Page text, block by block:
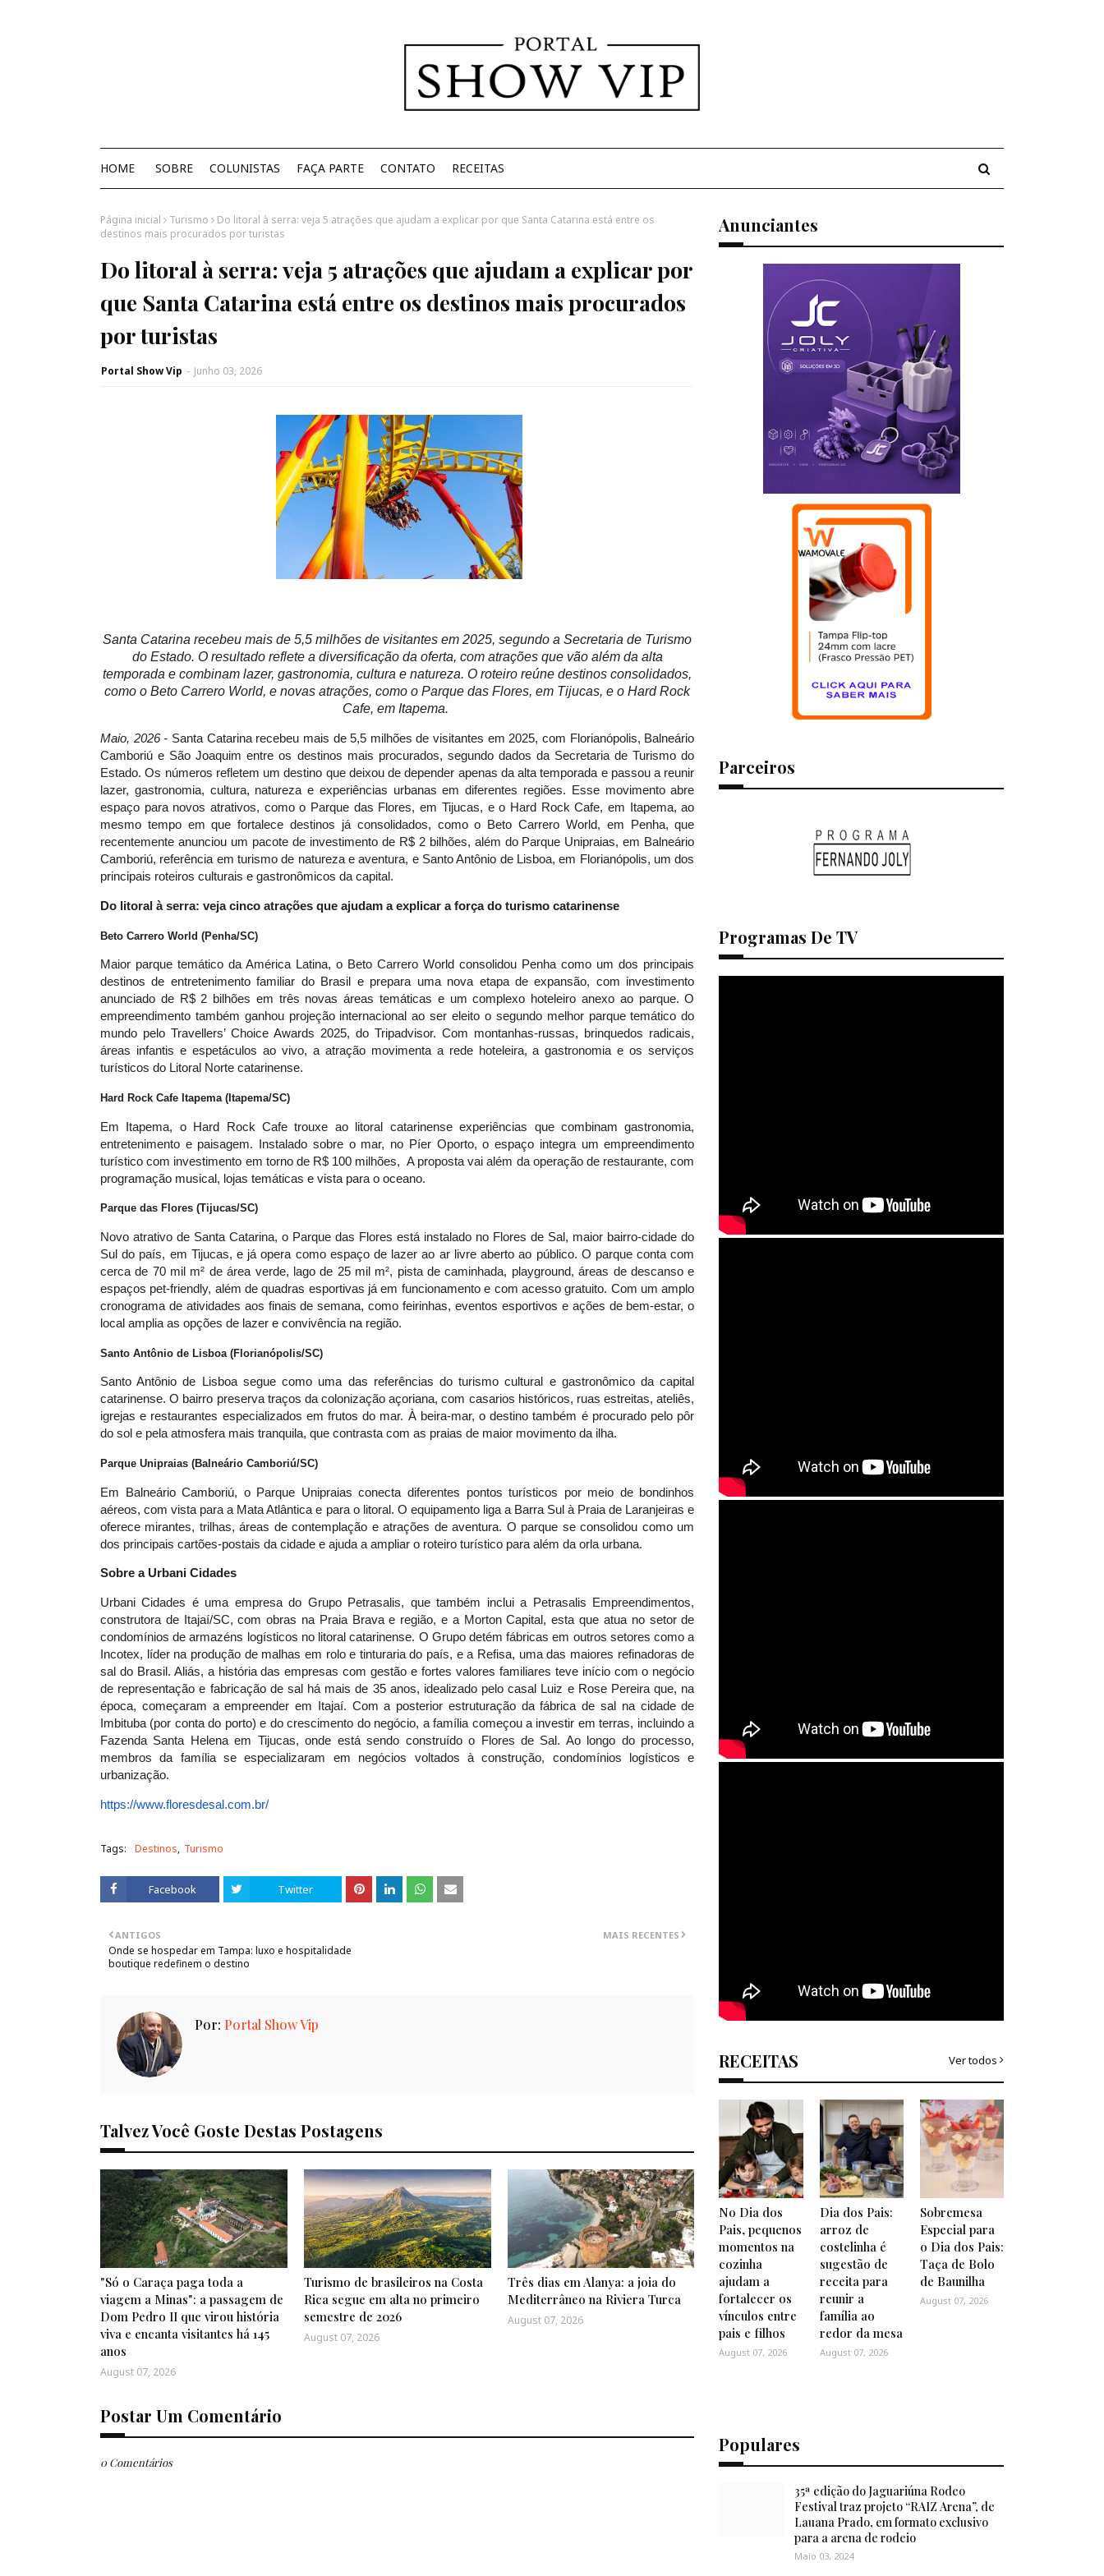
HOME SOBRE COLUNISTAS FAÇA PARTE CONTATO RECEITAS
Página inicial Turismo
Do litoral à serra: veja 5 atrações que ajudam a explicar por que Santa Catarina está entre os
destinos mais procurados por turistas
Do litoral à serra: veja 5 atrações que ajudam a explicar por
que Santa Catarina está entre os destinos mais procurados
por turistas
Portal Show Vip - Junho 03, 2026
Santa Catarina recebeu mais de 5,5 milhões de visitantes em 2025, segundo a Secretaria de Turismo
do Estado. O resultado reflete a diversificação da oferta, com atrações que vão além da alta
temporada e combinam lazer, gastronomia, cultura e natureza. O roteiro reúne destinos consolidados,
como o Beto Carrero World, e novas atrações, como o Parque das Flores, em Tijucas, e o Hard Rock
Cafe, em Itapema.
Maio, 2026 - Santa Catarina recebeu mais de 5,5 milhões de visitantes em 2025, com Florianópolis, Balneário
Camboriú e São Joaquim entre os destinos mais procurados, segundo dados da Secretaria de Turismo do
Estado. Os números refletem um destino que deixou de depender apenas da alta temporada e passou a reunir
lazer, gastronomia, cultura, natureza e experiências urbanas em diferentes regiões. Esse movimento abre
espaço para novos atrativos, como o Parque das Flores, em Tijucas, e o Hard Rock Cafe, em Itapema, ao
mesmo tempo em que fortalece destinos já consolidados, como o Beto Carrero World, em Penha, que
recentemente anunciou um pacote de investimento de R$ 2 bilhões, além do Parque Unipraias, em Balneário
Camboriú, referência em turismo de natureza e aventura, e Santo Antônio de Lisboa, em Florianópolis, um dos
principais roteiros culturais e gastronômicos da capital.
Do litoral à serra: veja cinco atrações que ajudam a explicar a força do turismo catarinense
Beto Carrero World (Penha/SC)
Maior parque temático da América Latina, o Beto Carrero World consolidou Penha como um dos principais
destinos de entretenimento familiar do Brasil e prepara uma nova etapa de expansão, com investimento
anunciado de R$ 2 bilhões em três novas áreas temáticas e um complexo hoteleiro anexo ao parque. O
empreendimento também ganhou projeção internacional ao ser eleito o segundo melhor parque temático do
mundo pelo Travellers’ Choice Awards 2025, do Tripadvisor. Com montanhas-russas, brinquedos radicais,
áreas infantis e espetáculos ao vivo, a atração movimenta a rede hoteleira, a gastronomia e os serviços
turísticos do Litoral Norte catarinense.
Hard Rock Cafe Itapema (Itapema/SC)
Em Itapema, o Hard Rock Cafe trouxe ao litoral catarinense experiências que combinam gastronomia,
entretenimento e paisagem. Instalado sobre o mar, no Píer Oporto, o espaço integra um empreendimento
turístico com investimento em torno de R$ 100 milhões, A proposta vai além da operação de restaurante, com
programação musical, lojas temáticas e vista para o oceano.
Parque das Flores (Tijucas/SC)
Novo atrativo de Santa Catarina, o Parque das Flores está instalado no Flores de Sal, maior bairro-cidade do
Sul do país, em Tijucas, e já opera como espaço de lazer ao ar livre aberto ao público. O parque conta com
cerca de 70 mil m² de área verde, lago de 25 mil m², pista de caminhada, playground, áreas de descanso e
espaços pet-friendly, além de quadras esportivas já em funcionamento e com acesso gratuito. Com um amplo
cronograma de atividades aos finais de semana, como feirinhas, eventos esportivos e ações de bem-estar, o
local amplia as opções de lazer e convivência na região.
Santo Antônio de Lisboa (Florianópolis/SC)
Santo Antônio de Lisboa segue como uma das referências do turismo cultural e gastronômico da capital
catarinense. O bairro preserva traços da colonização açoriana, com casarios históricos, ruas estreitas, ateliês,
igrejas e restaurantes especializados em frutos do mar. À beira-mar, o destino também é procurado pelo pôr
do sol e pela atmosfera mais tranquila, que contrasta com as praias de maior movimento da ilha.
Parque Unipraias (Balneário Camboriú/SC)
Em Balneário Camboriú, o Parque Unipraias conecta diferentes pontos turísticos por meio de bondinhos
aéreos, com vista para a Mata Atlântica e para o litoral. O equipamento liga a Barra Sul à Praia de Laranjeiras e
oferece mirantes, trilhas, áreas de contemplação e atrações de aventura. O parque se consolidou como um
dos principais cartões-postais da cidade e ajuda a ampliar o roteiro turístico para além da orla urbana.
Sobre a Urbani Cidades
Urbani Cidades é uma empresa do Grupo Petrasalis, que também inclui a Petrasalis Empreendimentos,
construtora de Itajaí/SC, com obras na Praia Brava e região, e a Morton Capital, esta que atua no setor de
condomínios de armazéns logísticos no litoral catarinense. O Grupo detém fábricas em outros setores como a
Incotex, líder na produção de malhas em rolo e tinturaria do país, e a Refisa, uma das maiores refinadoras de
sal do Brasil. Aliás, a história das empresas com gestão e fortes valores familiares teve início com o negócio
de representação e fabricação de sal há mais de 35 anos, idealizado pelo casal Luiz e Rose Pereira que, na
época, começaram a empreender em Itajaí. Com a posterior estruturação da fábrica de sal na cidade de
Imbituba (por conta do porto) e do crescimento do negócio, a família começou a investir em terras, incluindo a
Fazenda Santa Helena em Tijucas, onde está sendo construído o Flores de Sal. Ao longo do processo,
membros da família se especializaram em negócios voltados à construção, condomínios logísticos e
urbanização.
https://www.floresdesal.com.br/
Tags: Destinos Turismo
Facebook Twitter
MAIS RECENTES
ANTIGOS
Onde se hospedar em Tampa: luxo e hospitalidade
boutique redefinem o destino
Por: Portal Show Vip
Talvez Você Goste Destas Postagens
"Só o Caraça paga toda a
viagem a Minas": a passagem de
Dom Pedro II que virou história
viva e encanta visitantes há 145
anos
August 07, 2026
Turismo de brasileiros na Costa
Rica segue em alta no primeiro
semestre de 2026
August 07, 2026
Três dias em Alanya: a joia do
Mediterrâneo na Riviera Turca
August 07, 2026
Postar Um Comentário
0 Comentários
Anunciantes
Parceiros
Programas De TV
RECEITAS Ver todos
No Dia dos
Pais, pequenos
momentos na
cozinha
ajudam a
fortalecer os
vínculos entre
pais e filhos
August 07, 2026
Dia dos Pais:
arroz de
costelinha é
sugestão de
receita para
reunir a
família ao
redor da mesa
August 07, 2026
Sobremesa
Especial para
o Dia dos Pais:
Taça de Bolo
de Baunilha
August 07, 2026
Populares
35ª edição do Jaguariúna Rodeo
Festival traz projeto “RAIZ Arena”, de
Lauana Prado, em formato exclusivo
para a arena de rodeio
Maio 03, 2024